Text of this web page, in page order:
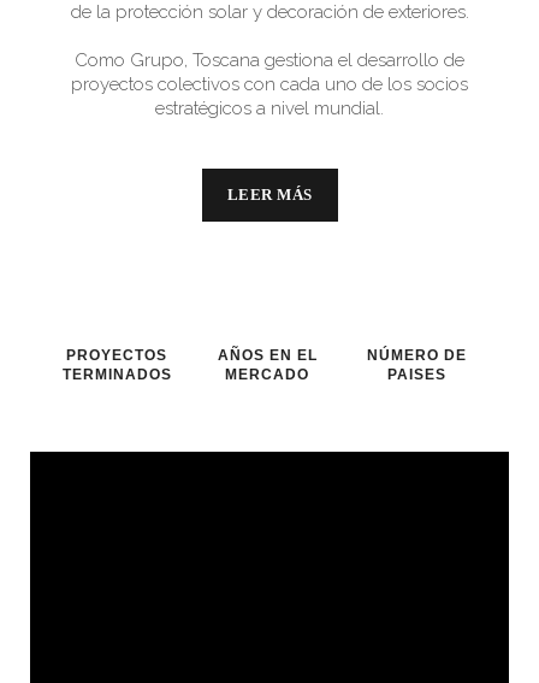
de la protección solar y decoración de exteriores.
Como Grupo, Toscana gestiona el desarrollo de
proyectos colectivos con cada uno de los socios
estratégicos a nivel mundial.
LEER MÁS
PROYECTOS
TERMINADOS
AÑOS EN EL
MERCADO
NÚMERO DE
PAISES